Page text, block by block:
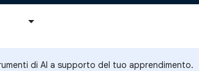
di AI a supporto del tuo apprendimento.